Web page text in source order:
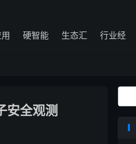
硬智能 生态汇 行业经
安全观测
搜索